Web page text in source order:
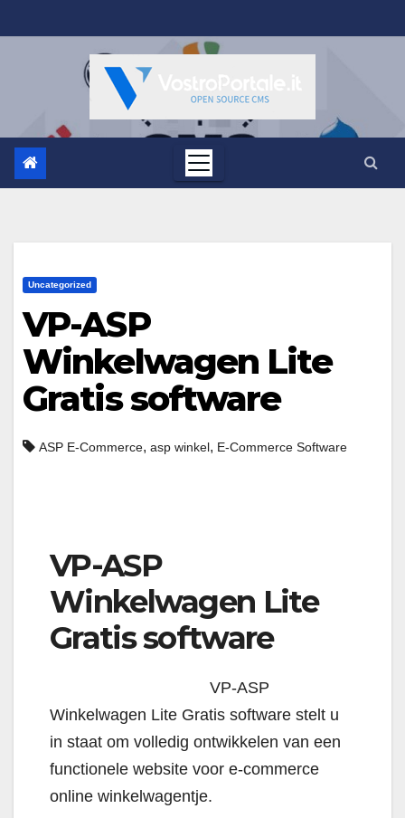
al
Uncategorized
VP-ASP
Winkelwagen Lite
Gratis software
ASP E-Commerce, asp winkel, E-Commerce Software
VP-ASP
Winkelwagen Lite
Gratis software
VP-ASP
Winkelwagen Lite Gratis software stelt u
in staat om volledig ontwikkelen van een
functionele website voor e-commerce
online winkelwagentje.